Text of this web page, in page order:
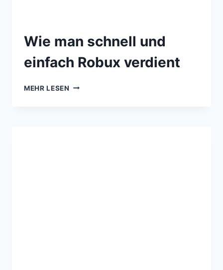
Wie man schnell und
einfach Robux verdient
MEHR LESEN